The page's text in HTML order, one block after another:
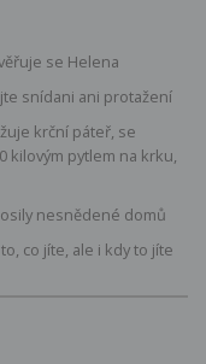
se Helena
snídani ani protažení
krční páteř, se
kilovým pytlem na krku,
nesnědené domů
co jíte, ale i kdy to jíte